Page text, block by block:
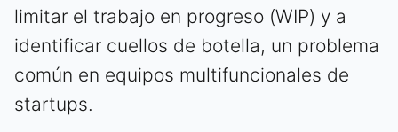
limitar el trabajo en progreso (WIP) y a
identificar cuellos de botella, un problema
común en equipos multifuncionales de
startups.